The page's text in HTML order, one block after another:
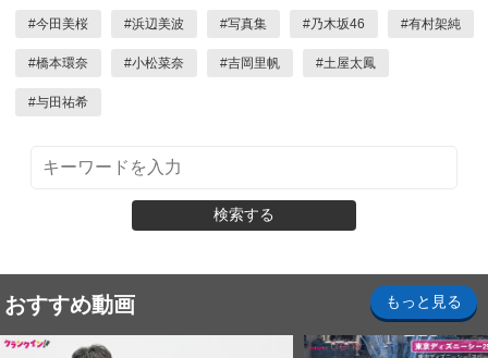
#今田美桜 #浜辺美波 #写真集 #乃木坂46 #有村架純
#橋本環奈 #小松菜奈 #吉岡里帆 #土屋太鳳
#与田祐希
検索する
おすすめ動画 もっと見る